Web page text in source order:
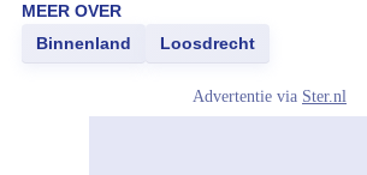
MEER OVER
Binnenland
Loosdrecht
Advertentie via Ster.nl